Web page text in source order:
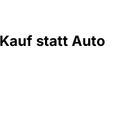
statt Auto